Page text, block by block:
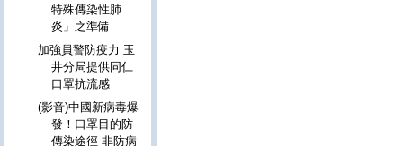
特殊傳染性肺
炎」之準備
加強員警防疫力 玉
井分局提供同仁
口罩抗流感
(影音)中國新病毒爆
發！口罩目的防
傳染途徑 非防病